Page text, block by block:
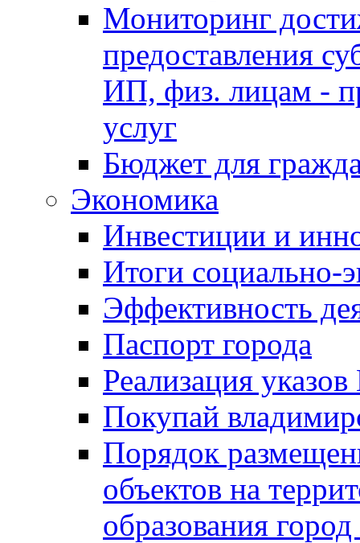
Мониторинг
предоставления
ИП, физ. лицам -
услуг
Бюджет для
Экономика
Инвестиции и
Итоги социально-
Эффективность
Паспорт города
Реализация
Покупай
Порядок
объектов на
образования